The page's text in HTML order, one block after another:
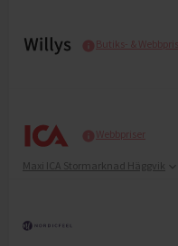
Butiks- & Webbpris
Webbpriser
Maxi ICA Stormarknad Häggvik